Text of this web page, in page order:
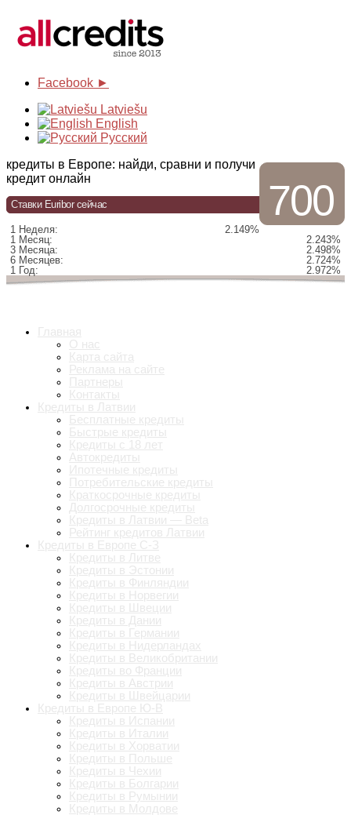
Facebook ►
Latviešu
English
Русский
700
кредиты в Европе: найди, сравни и получи
кредит онлайн
Ставки Euribor сейчас
1 Неделя:
2.149%
1 Месяц:
2.243%
3 Месяца:
2.498%
6 Месяцев:
2.724%
1 Год:
2.972%